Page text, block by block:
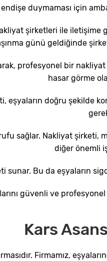
duymaması için
şirketleri ile iletişime
günü geldiğinde
profesyonel bir nakliyat
hasar görme
doğru şekilde
sağlar. Nakliyat şirketi,
diğer önemli
Bu da eşyaların
güvenli ve
Kars
Firmamız,